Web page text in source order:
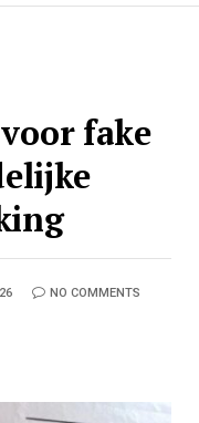
fake
NO COMMENTS